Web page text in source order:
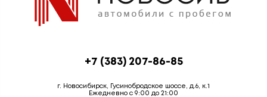
+7 (383) 207-86-85
г. Новосибирск, Гусинобродское шоссе, д.6, к.1
Ежедневно с 9:00 до 21:00